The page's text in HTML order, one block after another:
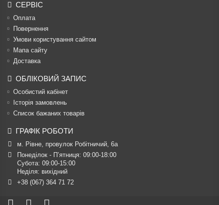
СЕРВІС
Оплата
Повернення
Умови користування сайтом
Мапа сайту
Доставка
ОБЛІКОВИЙ ЗАПИС
Особистий кабінет
Історія замовлень
Список бажаних товарів
ГРАФІК РОБОТИ
м. Рівне, провулок Робітничий, 6а
Понеділок - П’ятниця: 09:00-18:00
Субота: 09:00-15:00
Неділя: вихідний
+38 (067) 364 71 72